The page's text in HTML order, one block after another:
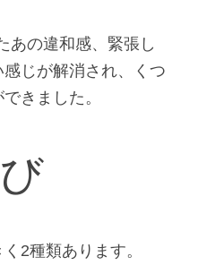
あの違和感、緊張し
じが解消され、くつ
きました。
2種類あります。